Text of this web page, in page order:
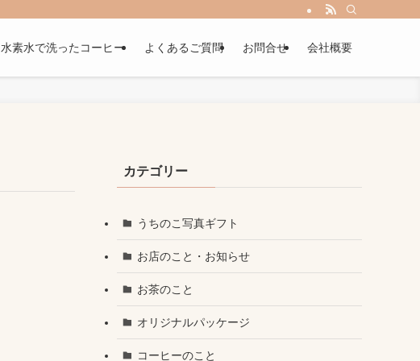
水素水で洗ったコーヒー よくあるご質問 お問合せ 会社概要
カテゴリー
うちのこ写真ギフト
お店のこと・お知らせ
お茶のこと
オリジナルパッケージ
コーヒーのこと